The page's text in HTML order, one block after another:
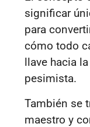
significar
para
cómo todo
llave hacia
pesimista.
También se
maestro y